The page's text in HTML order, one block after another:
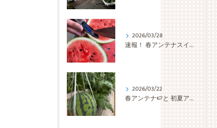
2026/03/28
速報！ 春アンテナスイカ🍉 検査切り🔪の結果は… 糖度上等👌ほぼ 仕上がっちゅう👏👏👏
2026/03/22
春アンテナ🍉と 初夏アンテナ🍉と 蕨🌿